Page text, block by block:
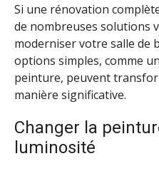
Si une rénovation
de nombreuses solutions
moderniser votre salle de
options simples, comme
peinture, peuvent
manière significative.
Changer la
luminosité